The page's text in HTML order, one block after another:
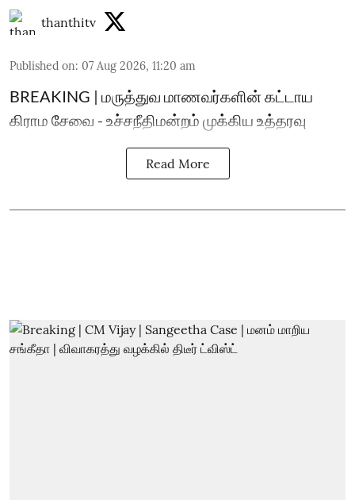
thanthitv
Published on: 07 Aug 2026, 11:20 am
BREAKING | மருத்துவ மாணவர்களின் கட்டாய
கிராம சேவை - உச்சநீதிமன்றம் முக்கிய உத்தரவு
Read More